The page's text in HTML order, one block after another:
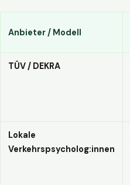
Anbieter / Modell
TÜV / DEKRA
Lokale
Verkehrspsycholog:innen